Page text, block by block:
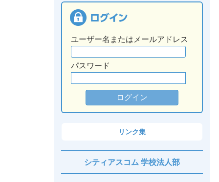
ユーザー名またはメールアドレス
パスワード
リンク集
シティアスコム 学校法人部